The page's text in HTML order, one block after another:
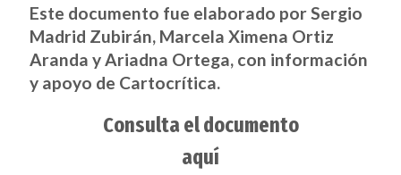
Este documento fue elaborado por Sergio
Madrid Zubirán, Marcela Ximena Ortiz
Aranda y Ariadna Ortega, con información
y apoyo de Cartocrítica.
Consulta el documento
aquí